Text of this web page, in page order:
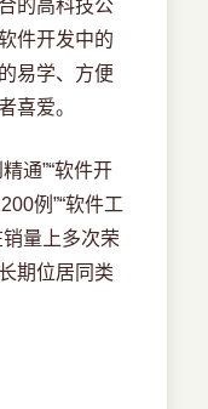
的高科技公
件开发中的
易学、方便
喜爱。
通”“软件开
例”“软件工
量上多次荣
期位居同类